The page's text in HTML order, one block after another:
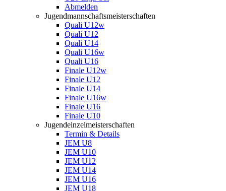
Abmelden
Jugendmannschaftsmeisterschaften
Quali U12w
Quali U12
Quali U14
Quali U16w
Quali U16
Finale U12w
Finale U12
Finale U14
Finale U16w
Finale U16
Finale U10
Jugendeinzelmeisterschaften
Termin & Details
JEM U8
JEM U10
JEM U12
JEM U14
JEM U16
JEM U18